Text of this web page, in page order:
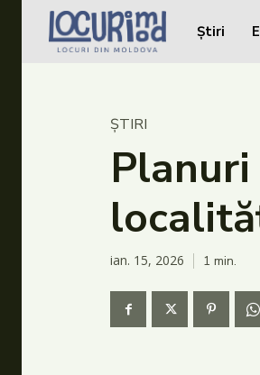
Caută în site...
Caută în site...
Evenimente
Dezvoltare rurală
Vinării
Patrimoniu
Produs Acasă
Știri
ȘTIRI
ian. 15, 2026 1 min.